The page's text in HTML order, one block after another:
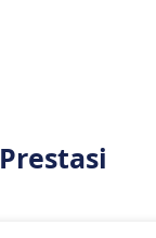
Prestasi